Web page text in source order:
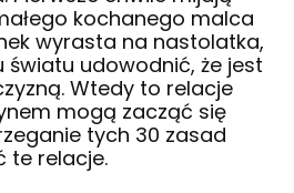
kochanego malca
wyrasta na nastolatka,
światu udowodnić, że jest
Wtedy to relacje
mogą zacząć się
tych 30 zasad
te relacje.